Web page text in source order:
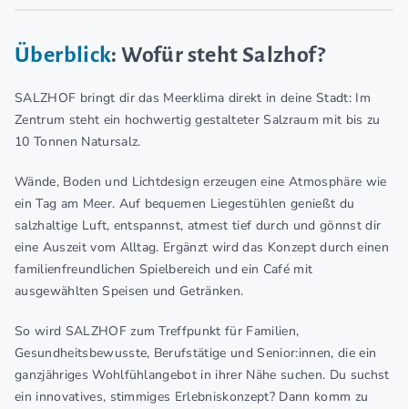
Überblick: Wofür steht Salzhof?
SALZHOF bringt dir das Meerklima direkt in deine Stadt: Im
Zentrum steht ein hochwertig gestalteter Salzraum mit bis zu
10 Tonnen Natursalz.
Wände, Boden und Lichtdesign erzeugen eine Atmosphäre wie
ein Tag am Meer. Auf bequemen Liegestühlen genießt du
salzhaltige Luft, entspannst, atmest tief durch und gönnst dir
eine Auszeit vom Alltag. Ergänzt wird das Konzept durch einen
familienfreundlichen Spielbereich und ein Café mit
ausgewählten Speisen und Getränken.
So wird SALZHOF zum Treffpunkt für Familien,
Gesundheitsbewusste, Berufstätige und Senior:innen, die ein
ganzjähriges Wohlfühlangebot in ihrer Nähe suchen. Du suchst
ein innovatives, stimmiges Erlebniskonzept? Dann komm zu